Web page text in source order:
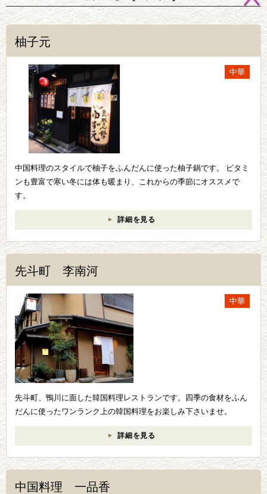
柚子元
中華
中国料理のスタイルで柚子をふんだんに使った柚子鍋です。 ビタミ
ンも豊富で寒い冬には体も暖まり、これからの季節にオススメで
す。
詳細を見る
先斗町 李南河
中華
先斗町、鴨川に面した韓国料理レストランです。四季の食材をふん
だんに使ったワンランク上の韓国料理をお楽しみ下さいませ。
詳細を見る
中国料理 一品香